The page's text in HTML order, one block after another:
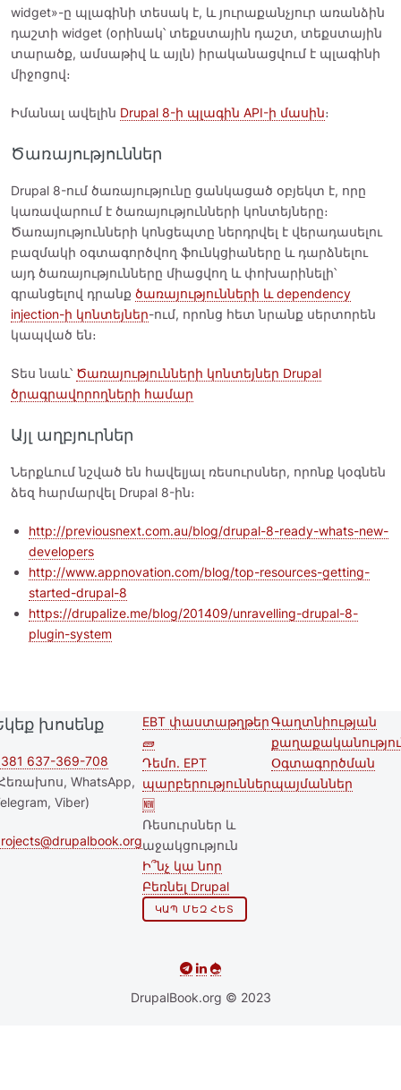
widget»-ը պլագինի տեսակ է, և յուրաքանչյուր առանձին
դաշտի widget (օրինակ՝ տեքստային դաշտ, տեքստային
տարածք, ամսաթիվ և այլն) իրականացվում է պլագինի
միջոցով։
Իմանալ ավելին Drupal 8-ի պլագին API-ի մասին։
Ծառայություններ
Drupal 8-ում ծառայությունը ցանկացած օբյեկտ է, որը
կառավարում է ծառայությունների կոնտեյները։
Ծառայությունների կոնցեպտը ներդրվել է վերադասելու
բազմակի օգտագործվող ֆունկցիաները և դարձնելու
այդ ծառայությունները միացվող և փոխարինելի՝
գրանցելով դրանք ծառայությունների և dependency
injection-ի կոնտեյներ-ում, որոնց հետ նրանք սերտորեն
կապված են։
Տես նաև՝ Ծառայությունների կոնտեյներ Drupal
ծրագրավորողների համար
Այլ աղբյուրներ
Ներքևում նշված են հավելյալ ռեսուրսներ, որոնք կօգնեն
ձեզ հարմարվել Drupal 8-ին։
http://previousnext.com.au/blog/drupal-8-ready-whats-new-
developers
http://www.appnovation.com/blog/top-resources-getting-
started-drupal-8
https://drupalize.me/blog/201409/unravelling-drupal-8-
plugin-system
խոսենք
637-369-708
WhatsApp,
Viber)
Second
footer
menu
EBT փաստաթղթեր
🧱
Դեմո. EPT
պարբերություններ
🆕
Ռեսուրսներ և
աջակցություն
Ի՞նչ կա նոր
Բեռնել Drupal
ԿԱՊ ՄԵԶ ՀԵՏ
Footer menu
Գաղտնիության
Օգտագործման
պայմաններ
DrupalBook.org © 2023